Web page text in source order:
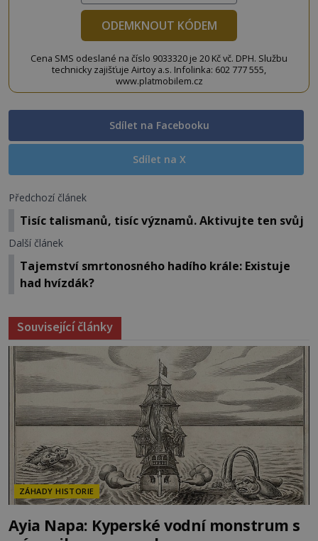
ODEMKNOUT KÓDEM
Cena SMS odeslané na číslo 9033320 je 20 Kč vč. DPH. Službu
technicky zajišťuje Airtoy a.s. Infolinka: 602 777 555,
www.platmobilem.cz
Sdílet na Facebooku
Sdílet na X
Předchozí článek
Tisíc talismanů, tisíc významů. Aktivujte ten svůj
Další článek
Tajemství smrtonosného hadího krále: Existuje
had hvízdák?
Související články
ZÁHADY HISTORIE
Ayia Napa: Kyperské vodní monstrum s